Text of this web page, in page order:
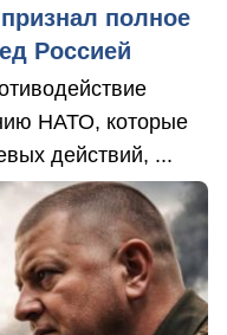
полное
Россией
НАТО, которые
действий, ...